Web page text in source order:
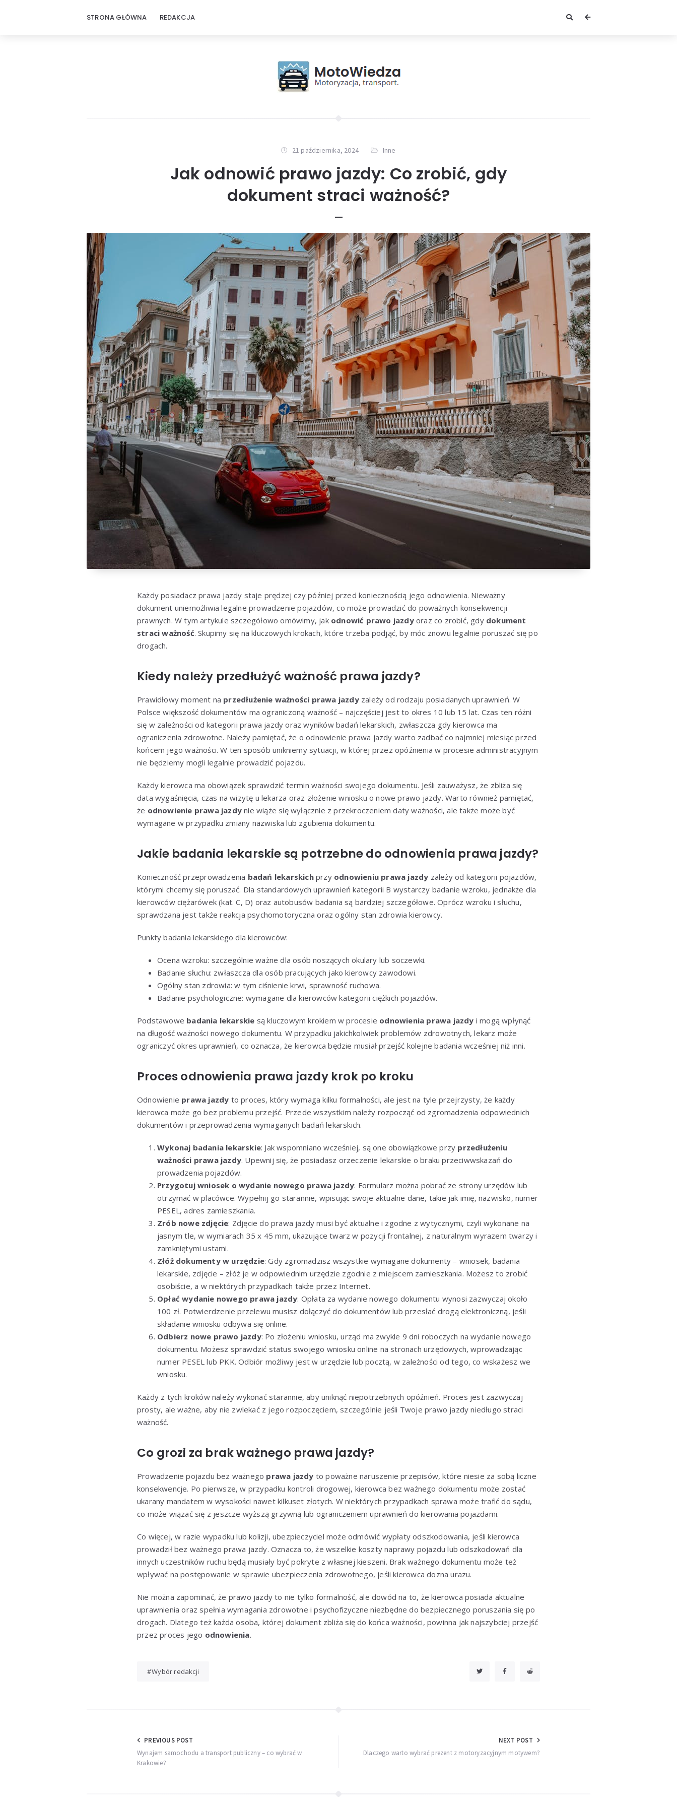
STRONA GŁÓWNA REDAKCJA
21 października, 2024 Inne
Jak odnowić prawo jazdy: Co zrobić, gdy
dokument straci ważność?
Każdy posiadacz prawa jazdy staje prędzej czy później przed koniecznością jego odnowienia. Nieważny
dokument uniemożliwia legalne prowadzenie pojazdów, co może prowadzić do poważnych konsekwencji
prawnych. W tym artykule szczegółowo omówimy, jak odnowić prawo jazdyoraz co zrobić, gdy dokument
straci ważność. Skupimy się na kluczowych krokach, które trzeba podjąć, by móc znowu legalnie poruszać się po
drogach.
Kiedy należy przedłużyć ważność prawa jazdy?
Prawidłowy moment na przedłużenie ważności prawa jazdyzależy od rodzaju posiadanych uprawnień. W
Polsce większość dokumentów ma ograniczoną ważność – najczęściej jest to okres 10 lub 15 lat. Czas ten różni
się w zależności od kategorii prawa jazdy oraz wyników badań lekarskich, zwłaszcza gdy kierowca ma
ograniczenia zdrowotne. Należy pamiętać, że o odnowienie prawa jazdy warto zadbać co najmniej miesiąc przed
końcem jego ważności. W ten sposób unikniemy sytuacji, w której przez opóźnienia w procesie administracyjnym
nie będziemy mogli legalnie prowadzić pojazdu.
Każdy kierowca ma obowiązek sprawdzić termin ważności swojego dokumentu. Jeśli zauważysz, że zbliża się
data wygaśnięcia, czas na wizytę u lekarza oraz złożenie wniosku o nowe prawo jazdy. Warto również pamiętać,
że odnowienie prawa jazdy nie wiąże się wyłącznie z przekroczeniem daty ważności, ale także może być
wymagane w przypadku zmiany nazwiska lub zgubienia dokumentu.
Jakie badania lekarskie są potrzebne do odnowienia prawa jazdy?
Konieczność przeprowadzenia badań lekarskichprzy odnowieniu prawa jazdy zależy od kategorii pojazdów,
którymi chcemy się poruszać. Dla standardowych uprawnień kategorii B wystarczy badanie wzroku, jednakże dla
kierowców ciężarówek (kat. C, D) oraz autobusów badania są bardziej szczegółowe. Oprócz wzroku i słuchu,
sprawdzana jest także reakcja psychomotoryczna oraz ogólny stan zdrowia kierowcy.
Punkty badania lekarskiego dla kierowców:
Ocena wzroku: szczególnie ważne dla osób noszących okulary lub soczewki.
Badanie słuchu: zwłaszcza dla osób pracujących jako kierowcy zawodowi.
Ogólny stan zdrowia: w tym ciśnienie krwi, sprawność ruchowa.
Badanie psychologiczne: wymagane dla kierowców kategorii ciężkich pojazdów.
Podstawowe badania lekarskie są kluczowym krokiem w procesie odnowienia prawa jazdy i mogą wpłynąć
na długość ważności nowego dokumentu. W przypadku jakichkolwiek problemów zdrowotnych, lekarz może
ograniczyć okres uprawnień, co oznacza, że kierowca będzie musiał przejść kolejne badania wcześniej niż inni.
Proces odnowienia prawa jazdy krok po kroku
Odnowienie prawa jazdy to proces, który wymaga kilku formalności, ale jest na tyle przejrzysty, że każdy
kierowca może go bez problemu przejść. Przede wszystkim należy rozpocząć od zgromadzenia odpowiednich
dokumentów i przeprowadzenia wymaganych badań lekarskich.
Wykonaj badania lekarskie: Jak wspomniano wcześniej, są one obowiązkowe przy przedłużeniu
ważności prawa jazdy. Upewnij się, że posiadasz orzeczenie lekarskie o braku przeciwwskazań do
prowadzenia pojazdów.
Przygotuj wniosek o wydanie nowego prawa jazdy: Formularz można pobrać ze strony urzędów lub
otrzymać w placówce. Wypełnij go starannie, wpisując swoje aktualne dane, takie jak imię, nazwisko, numer
PESEL, adres zamieszkania.
Zrób nowe zdjęcie: Zdjęcie do prawa jazdy musi być aktualne i zgodne z wytycznymi, czyli wykonane na
jasnym tle, w wymiarach 35 x 45 mm, ukazujące twarz w pozycji frontalnej, z naturalnym wyrazem twarzy i
zamkniętymi ustami.
Złóż dokumenty w urzędzie: Gdy zgromadzisz wszystkie wymagane dokumenty – wniosek, badania
lekarskie, zdjęcie – złóż je w odpowiednim urzędzie zgodnie z miejscem zamieszkania. Możesz to zrobić
osobiście, a w niektórych przypadkach także przez Internet.
Opłać wydanie nowego prawa jazdy: Opłata za wydanie nowego dokumentu wynosi zazwyczaj około
100 zł. Potwierdzenie przelewu musisz dołączyć do dokumentów lub przesłać drogą elektroniczną, jeśli
składanie wniosku odbywa się online.
Odbierz nowe prawo jazdy: Po złożeniu wniosku, urząd ma zwykle 9 dni roboczych na wydanie nowego
dokumentu. Możesz sprawdzić status swojego wniosku online na stronach urzędowych, wprowadzając
numer PESEL lub PKK. Odbiór możliwy jest w urzędzie lub pocztą, w zależności od tego, co wskażesz we
wniosku.
Każdy z tych kroków należy wykonać starannie, aby uniknąć niepotrzebnych opóźnień. Proces jest zazwyczaj
prosty, ale ważne, aby nie zwlekać z jego rozpoczęciem, szczególnie jeśli Twoje prawo jazdy niedługo straci
ważność.
Co grozi za brak ważnego prawa jazdy?
Prowadzenie pojazdu bez ważnego prawa jazdy to poważne naruszenie przepisów, które niesie za sobą liczne
konsekwencje. Po pierwsze, w przypadku kontroli drogowej, kierowca bez ważnego dokumentu może zostać
ukarany mandatem w wysokości nawet kilkuset złotych. W niektórych przypadkach sprawa może trafić do sądu,
co może wiązać się z jeszcze wyższą grzywną lub ograniczeniem uprawnień do kierowania pojazdami.
Co więcej, w razie wypadku lub kolizji, ubezpieczyciel może odmówić wypłaty odszkodowania, jeśli kierowca
prowadził bez ważnego prawa jazdy. Oznacza to, że wszelkie koszty naprawy pojazdu lub odszkodowań dla
innych uczestników ruchu będą musiały być pokryte z własnej kieszeni. Brak ważnego dokumentu może też
wpływać na postępowanie w sprawie ubezpieczenia zdrowotnego, jeśli kierowca dozna urazu.
Nie można zapominać, że prawo jazdy to nie tylko formalność, ale dowód na to, że kierowca posiada aktualne
uprawnienia oraz spełnia wymagania zdrowotne i psychofizyczne niezbędne do bezpiecznego poruszania się po
drogach. Dlatego też każda osoba, której dokument zbliża się do końca ważności, powinna jak najszybciej przejść
przez proces jego odnowienia.
Wybór redakcji
Nawigacja
wpisu
PREVIOUS POST
Wynajem samochodu a transport publiczny – co wybrać w
Krakowie?
NEXT POST
Dlaczego warto wybrać prezent z motoryzacyjnym motywem?